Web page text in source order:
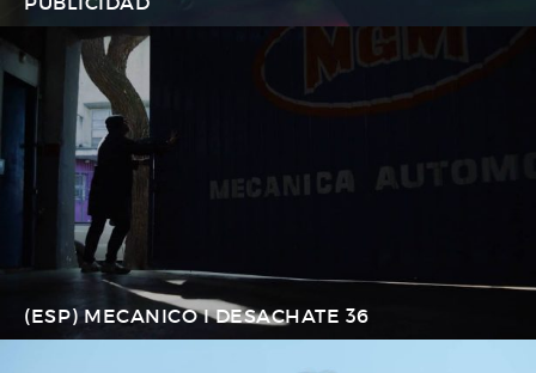
(ESP) MECANICO I DESACHATE 36